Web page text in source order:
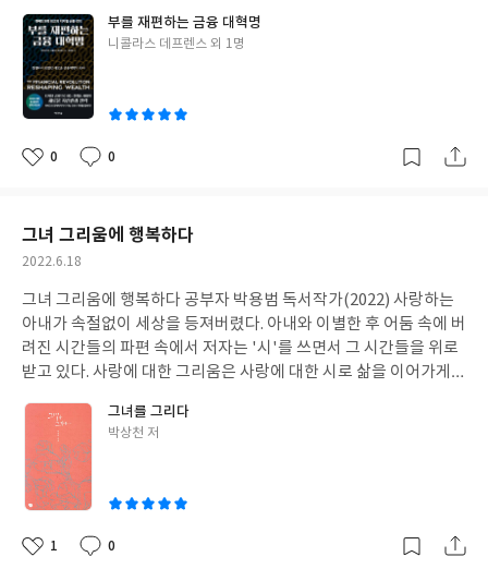
재산권으로 평생 돈 벌기가 가능해집니다. 조금 벌면 조금 번대로 만
족하면서 살아가면 됩니다. 중요한 것은 벌려고 일상생활 속에서 특
허를 찾아내고 지식재산권을 창조해 나가는 것입니다. 삶이 꼭 돈에
만 있지 않다는 것을 잘 압니다. 지식재산권에 초점을 맞추고 흔들림
없이 지속적으로 돋보기로 태양열을 한곳에 모으는 일련의 작업을
서 여유를 가지고 오늘 하루를 즐기면서 특허·지식재산권에 몰입하
필사하면서 초서 독서법으로 공부한 내용에 개인적 의견을 덧붙인
서평입니다.
일 잘하고 인망도 두터운 데다 성실하기까지 한데도 그런 자신의 가
치를 전혀 인식하지 못한다. 물론 이상을 좇으며 더 높은 목표를 향
해 열심히 노력하는 것, 늘 다음 목표를 추구하는 것은 훌륭한 태도
이다. 하지만 자신을 인정하지 못하고 자신을 너무 엄격하게 대하면
서 스스로를 괴롭히는 경우가 적지 않다. '나는 한참 멀었다. 노력이
장기간에 걸쳐 일을 할 때 처음 시작 단계에서는 두려움을 활용해도
한다. '두려움에서 비롯된 노력'은 실패하기 쉽다. 그러니 '어떻게
하면 재밌게 할 수 있을까?'하고 꼭 한 번 생각해 보라. 분명 스스로
착각'이다. 해야 할 일이 있고 끝없는 걱정거리, 불안과 두려움, 생
각할 일이 산더미 같은 나날, 그런 일상 속에서 '어찌 되든 상관없
다'고 생각하기 위해서는 '착각'이 필요하다. '바보가 되지 않으려면
행복을 느낄 수 없다'는 것이다. 스스로를 내려놓기, 즐기기, 즐거워
하기, 웃기, 이 모든 바보가 되지 안흥면 좀처럼 하기 힘든 일이다.
바보가 된다는 것은 머릿속의 나사를 몇 개쯤 튕겨버리고 착각하며
살아간다는 의미이다. 자신에게 엄격한 사람이 아니라 행복한 사람
이 되려면 바보가 되어 착각하라는 것이다. '나에게 엄격한 나'를
'느긋한 나'로 바꾸기까지는 시간이 걸린다. 자신에게 너그러워지
다'라고 느끼는 순간들이 늘어난다. 지금 당장 행복을 느끼면 좋겠
하기 위해 무언가를 하지 않는다면 외운 보람도 없이 사라져 버릴 것
이다. 이를 해결하기 위한 요령은 원래 배웠던 정보의 내용을 더 짧
은 형태로 요약해 반복하는 것이다. 반복이 암기의 핵심이다. 반복을
통해 기억력은 강화되고 생명력을 얻는다. 간격을 두고 암기하고 싶
은 내용을 반복한다. 기억한 것을 반복해서 상기하면 기억이 더 강해
진다. 무언가를 새로이 배울 때 한 시간, 몇 시간, 하루, 일주일, 심지
어 한 달 후에라도 다시 그것을 반복해 주면 오래 기억에 남는다. 그
는 그저 기억을 되살리는 차원에서 가볍게 훑는다. 특히 기억나지 않
는 부분만 다시 반복하는 것도 방법이다. 수동적으로 읽거나 듣는 것
은 특별히 뇌가 신경 쓸 필요가 없지만, 필기를 하게 되면 지속적으
로 주의를 기울일 수밖에 없다. 방대한 내용에서 중요한 점을 찾아내
는 데는 정신적인 노력이 필요하다. 그런 과정에서 뇌는 중요성을 인
식하고 이를 장기 기억으로 옮기도록 자극받는다. 여러 정보를 모으
고 그것들을 전체적으로 요약해서 다시 쓰려면 사람의 뇌는 원래 내
용에 주의를 기울이고, 충분히 배우고 기억해서 그것을 더 간결하게
반복할 수 있어야 한다. 새로운 형태로 내용을 다시 표현할 수 있도
록 완전히 이해해야 가능하다. 이 모든 단계는 기억력에 도움을 주는
두 가지 요소인 '집중과 반복'을 해 추가적인 관련 기억을 만들어낸
다. 자신이 한 번에 여러 가지를 생각할 수 있다고 믿을지도 모르겠
가지 이상의 일을 동시에 하려고 한다면, 사실은 이 일 저 일 사이에
서비스의 접근성 격차는 부의 양극화를 심화시키는 주요한 원인 중
하나로 꼽힌다. 세계은행에 따르면 전 세계 성인 인구 18억 명이 예
금과 같은 기본적인 금융 서비스조차 이용할 수 없는 금융 소외 계층
이다. 하지만 블록체인 혁명이 진행되고, 코로나 바이러스 사태가
디지털 전환을 앞당기면서 금융혁명의 속도는 더욱 빨라졌다. 드디
어 핀테크로 부의 불평등을 해소할 파괴적 금융혁명이 시작된 것이
이다. 금융과 기술의 합성어인 핀테크라는 용어는 실무에서 다양한
의미로 쓰인다. 모바일 뱅킹, P2P 대출, 비트코인과 같은 암호화폐,
자산관리 앱과 같이 전통적 금융회사에 맞서 새롭게 등장한 금융기
법이 핀테크의 대표적 사례다. 핀테크가 지향하는 목표는 '금융 서
비스의 대중화'이다. 오늘날의 핀테크 혁명은 고객들이 금융전문가
의 도움 없이 자금을 이체하고, 창업 자금을 조달하고, 개인의 자금
사정을 관리할 수 있게 한다. 핀테크는 금융 이외의 사회복지 분야에
가 은행을 대체하며, 핀테크 기술을 활용하여 자금을 이체할 수도
있다. 오늘날 핀테크 기술은 금융 서비스를 모든 사람이 누릴 수 있
는 것으로, 즉 금융을 '민주화'하고 있다. 이러한 자동화 기술 대세
를 이루는 시대에 일자리를 잃지 않기 위해 우리는 학력을 높일 수밖
에 없다. 앞으로 어떤 직업이 탄생할지, 어떤 직업이 사라질지를 구
체적으로 예측할 수는 없지만, 미래에는 고숙련 노동자와 유연성이
높은 노동자가 필요할 것이기 때문이다. 특히 선진국을 중심으로 고
부를 재편하는 금융 대혁명
글
니콜라스 데프렌스 외 1명
좋
0
댓
0
작
그녀 그리움에 행복하다
작
일
2022.6.18
그녀 그리움에 행복하다 공부자 박용범 독서작가(2022) 사랑하는
아내가 속절없이 세상을 등져버렸다. 아내와 이별한 후 어둠 속에 버
려진 시간들의 파편 속에서 저자는 '시'를 쓰면서 그 시간들을 위로
받고 있다. 사랑에 대한 그리움은 사랑에 대한 시로 삶을 이어가게
이면 커피 내리는 소리나 그 향기로 신문 위에 놓인 붉은 테의 돋보
기로, 때론 컴퓨터 자판 두드리는 소리로, 가을만 되면 이미 소파에
놓여있던 담요로,' 당신은 늘 거기에 그렇게 있었습니다. 삶의 흔적
으로 가 아니라 삶의 동행으로 지금도 일상을 함께 생활하고 있습니
다. 자연스럽게 생활 속에 묻어나는 당신의 향기에 취해 오늘도 하루
를 행복하게 열심히 살아가려고 합니다. 그것이 천국에 있는 당신에
그녀를 그리다
글
박상천 저
좋
1
댓
0
작